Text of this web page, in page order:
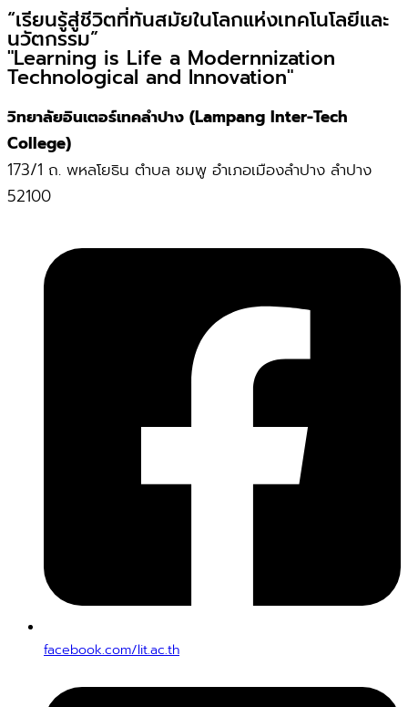
“เรียนรู้สู่ชีวิตที่ทันสมัยในโลกแห่งเทคโนโลยีและ
นวัตกรรม”
"Learning is Life a Modernnization
Technological and Innovation"
วิทยาลัยอินเตอร์เทคลำปาง (Lampang Inter-Tech
College)
173/1 ถ. พหลโยธิน ตำบล ชมพู อำเภอเมืองลำปาง ลำปาง
52100
facebook.com/lit.ac.th